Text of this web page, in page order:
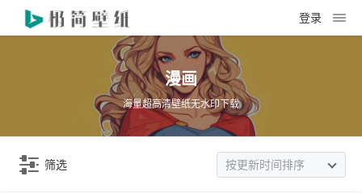
登录
漫画
海量超高清壁纸无水印下载
筛选 按更新时间排序